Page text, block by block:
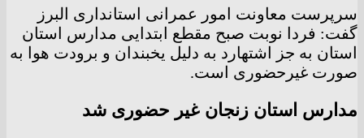
سرپرست معاونت امور عمرانی استانداری البرز
گفت: فردا نوبت صبح مقطع ابتدایی مدارس استان
استان به جز اشتهارد به دلیل یخبندان و برودت هوا به
صورت غیرحضوری است.
مدارس استان زنجان غیر حضوری شد